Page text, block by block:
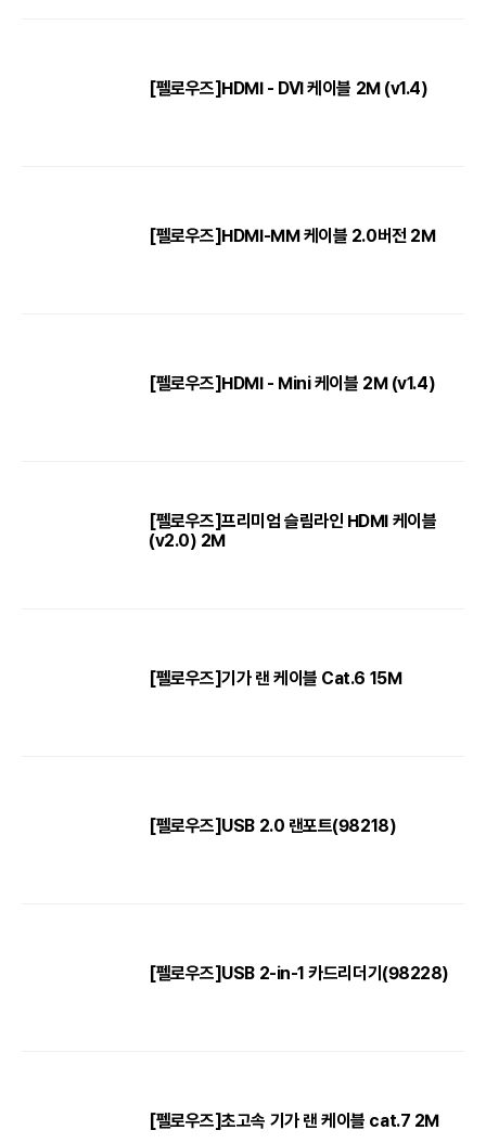
[펠로우즈]HDMI - DVI 케이블 2M (v1.4)
[펠로우즈]HDMI-MM 케이블 2.0버전 2M
[펠로우즈]HDMI - Mini 케이블 2M (v1.4)
[펠로우즈]프리미엄 슬림라인 HDMI 케이블
(v2.0) 2M
[펠로우즈]기가 랜 케이블 Cat.6 15M
[펠로우즈]USB 2.0 랜포트(98218)
[펠로우즈]USB 2-in-1 카드리더기(98228)
[펠로우즈]초고속 기가 랜 케이블 cat.7 2M